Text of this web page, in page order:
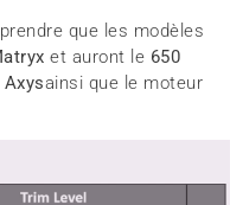
que les modèles
et auront le 650
Axysainsi que le moteur